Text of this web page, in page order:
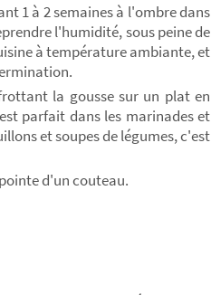
1 à 2 semaines à l'ombre dans
l'humidité, sous peine de
à température ambiante, et
la gousse sur un plat en
parfait dans les marinades et
et soupes de légumes, c'est
d'un couteau.